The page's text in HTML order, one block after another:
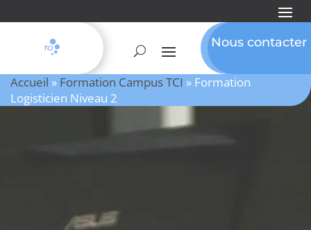
Nous contacter
Accueil » Formation Campus TCI » Formation
Logisticien Niveau 2